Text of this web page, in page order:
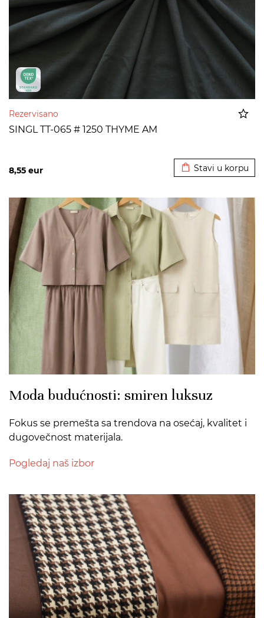
Rezervisano
SINGL TT-065 # 1250 THYME AM
8,55 eur Stavi u korpu
Moda budućnosti: smiren luksuz
Fokus se premešta sa trendova na osećaj, kvalitet i
dugovečnost materijala.
Pogledaj naš izbor